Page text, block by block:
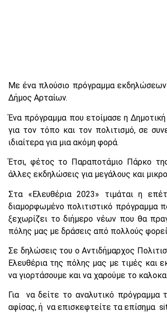
Με ένα πλούσιο πρόγραμμα εκδηλώσεων
Δήμος Αρταίων.
Ένα πρόγραμμα που ετοίμασε η
για τον τόπο και τον πολιτισμό, σε
ιδιαίτερα για μια ακόμη φορά.
Έτσι, φέτος το Παραποτάμιο Πάρκο
άλλες εκδηλώσεις για μεγάλους και
Στα «Ελευθέρια 2023» τιμάται η
διαμορφωμένο πολιτιστικό πρόγραμμα
ξεχωρίζει το διήμερο νέων που θα
πόλης μας με δράσεις από πολλούς
Σε δηλώσεις του ο Αντιδήμαρχος
Ελευθέρια της πόλης μας με τιμές και
να γιορτάσουμε και να χαρούμε το
Για να δείτε το αναλυτικό
αφίσας, ή να επισκεφτείτε τα επίσημα